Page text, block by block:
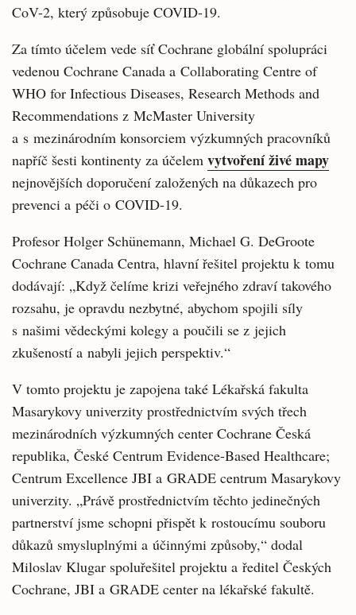
CoV-2, který způsobuje COVID-19.
Za tímto účelem vede síť Cochrane globální spolupráci
vedenou Cochrane Canada a Collaborating Centre of
WHO for Infectious Diseases, Research Methods and
Recommendations z McMaster University
a s mezinárodním konsorciem výzkumných pracovníků
napříč šesti kontinenty za účelem vytvoření živé mapy
nejnovějších doporučení založených na důkazech pro
prevenci a péči o COVID-19.
Profesor Holger Schünemann, Michael G. DeGroote
Cochrane Canada Centra, hlavní řešitel projektu k tomu
dodávají: „Když čelíme krizi veřejného zdraví takového
rozsahu, je opravdu nezbytné, abychom spojili síly
s našimi vědeckými kolegy a poučili se z jejich
zkušeností a nabyli jejich perspektiv.“
V tomto projektu je zapojena také Lékařská fakulta
Masarykovy univerzity prostřednictvím svých třech
mezinárodních výzkumných center Cochrane Česká
republika, České Centrum Evidence-Based Healthcare;
Centrum Excellence JBI a GRADE centrum Masarykovy
univerzity. „Právě prostřednictvím těchto jedinečných
partnerství jsme schopni přispět k rostoucímu souboru
důkazů smysluplnými a účinnými způsoby,“ dodal
Miloslav Klugar spoluřešitel projektu a ředitel Českých
Cochrane, JBI a GRADE center na lékařské fakultě.